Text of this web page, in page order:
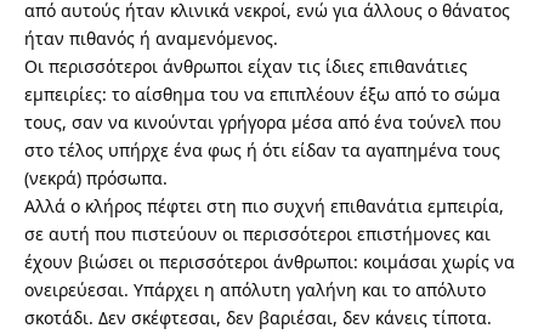
από αυτούς ήταν κλινικά νεκροί, ενώ για άλλους ο θάνατος
ήταν πιθανός ή αναμενόμενος.
Οι περισσότεροι άνθρωποι είχαν τις ίδιες επιθανάτιες
εμπειρίες: το αίσθημα του να επιπλέουν έξω από το σώμα
τους, σαν να κινούνται γρήγορα μέσα από ένα τούνελ που
στο τέλος υπήρχε ένα φως ή ότι είδαν τα αγαπημένα τους
(νεκρά) πρόσωπα.
Αλλά ο κλήρος πέφτει στη πιο συχνή επιθανάτια εμπειρία,
σε αυτή που πιστεύουν οι περισσότεροι επιστήμονες και
έχουν βιώσει οι περισσότεροι άνθρωποι: κοιμάσαι χωρίς να
ονειρεύεσαι. Υπάρχει η απόλυτη γαλήνη και το απόλυτο
σκοτάδι. Δεν σκέφτεσαι, δεν βαριέσαι, δεν κάνεις τίποτα.